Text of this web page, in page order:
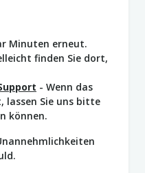
Minuten erneut.
finden Sie dort,
- Wenn das
lassen Sie uns bitte
können.